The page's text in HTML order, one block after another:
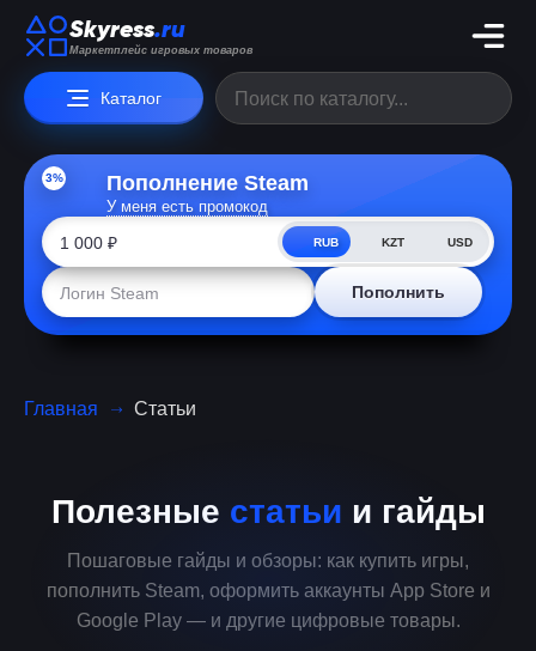
Skyress.ru
Маркетплейс игровых товаров
Каталог
3% Пополнение Steam
У меня есть промокод
RUB KZT USD
Пополнить
Главная Статьи
Полезные статьи и гайды
Пошаговые гайды и обзоры: как купить игры,
пополнить Steam, оформить аккаунты App Store и
Google Play — и другие цифровые товары.